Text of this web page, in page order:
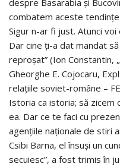
despre Basarabia şi
combatem aceste
Sigur n-ar fi just. Atunci
Dar cine ţi-a dat mandat
reproşat” (Ion Constantin,
Gheorghe E. Cojocaru,
relaţiile soviet-române –
Istoria ca istoria; să zicem
ea. Dar ce te faci cu
agenţiile naţionale de stiri
Csibi Barna, el însuşi un
secuiesc”, a fost trimis în